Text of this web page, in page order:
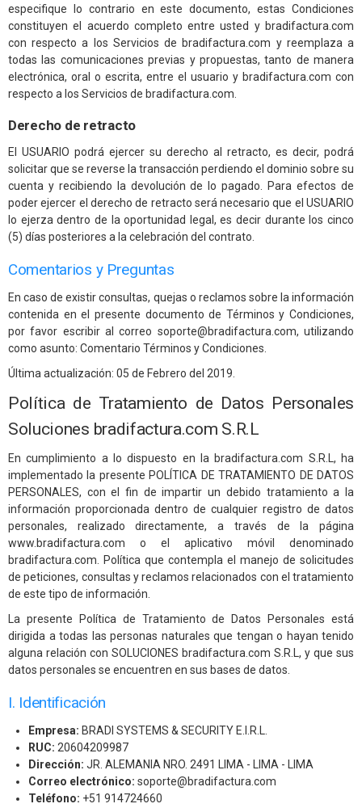
especifique lo contrario en este documento, estas Condiciones
constituyen el acuerdo completo entre usted y bradifactura.com
con respecto a los Servicios de bradifactura.com y reemplaza a
todas las comunicaciones previas y propuestas, tanto de manera
electrónica, oral o escrita, entre el usuario y bradifactura.com con
respecto a los Servicios de bradifactura.com.
Derecho de retracto
El USUARIO podrá ejercer su derecho al retracto, es decir, podrá
solicitar que se reverse la transacción perdiendo el dominio sobre su
cuenta y recibiendo la devolución de lo pagado. Para efectos de
poder ejercer el derecho de retracto será necesario que el USUARIO
lo ejerza dentro de la oportunidad legal, es decir durante los cinco
(5) días posteriores a la celebración del contrato.
Comentarios y Preguntas
En caso de existir consultas, quejas o reclamos sobre la información
contenida en el presente documento de Términos y Condiciones,
por favor escribir al correo soporte@bradifactura.com, utilizando
como asunto: Comentario Términos y Condiciones.
Última actualización: 05 de Febrero del 2019.
Política de Tratamiento de Datos Personales
Soluciones bradifactura.com S.R.L
En cumplimiento a lo dispuesto en la bradifactura.com S.R.L, ha
implementado la presente POLÍTICA DE TRATAMIENTO DE DATOS
PERSONALES, con el fin de impartir un debido tratamiento a la
información proporcionada dentro de cualquier registro de datos
personales, realizado directamente, a través de la página
www.bradifactura.com o el aplicativo móvil denominado
bradifactura.com. Política que contempla el manejo de solicitudes
de peticiones, consultas y reclamos relacionados con el tratamiento
de este tipo de información.
La presente Política de Tratamiento de Datos Personales está
dirigida a todas las personas naturales que tengan o hayan tenido
alguna relación con SOLUCIONES bradifactura.com S.R.L, y que sus
datos personales se encuentren en sus bases de datos.
I. Identificación
Empresa: BRADI SYSTEMS & SECURITY E.I.R.L.
RUC: 20604209987
Dirección: JR. ALEMANIA NRO. 2491 LIMA - LIMA - LIMA
Correo electrónico: soporte@bradifactura.com
Teléfono: +51 914724660